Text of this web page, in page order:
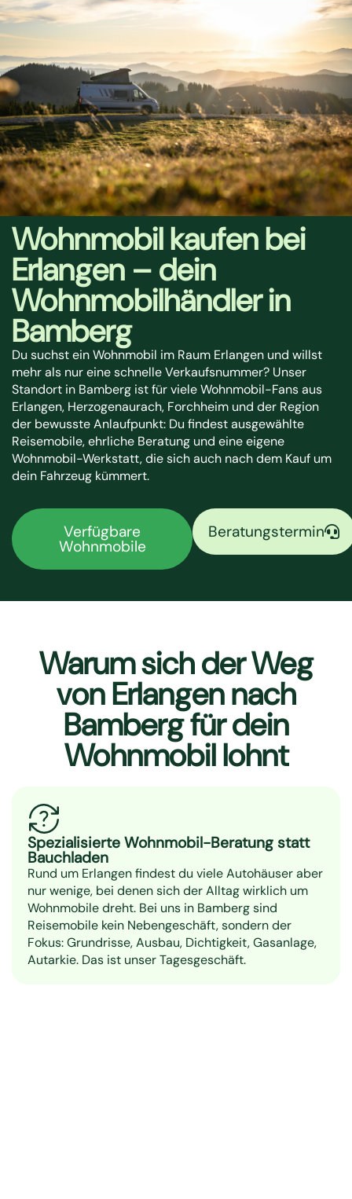
Wohnmobil kaufen bei
Erlangen – dein
Wohnmobilhändler in
Bamberg
Du suchst ein Wohnmobil im Raum Erlangen und willst
mehr als nur eine schnelle Verkaufsnummer? Unser
Standort in Bamberg ist für viele Wohnmobil-Fans aus
Erlangen, Herzogenaurach, Forchheim und der Region
der bewusste Anlaufpunkt: Du findest ausgewählte
Reisemobile, ehrliche Beratung und eine eigene
Wohnmobil-Werkstatt, die sich auch nach dem Kauf um
dein Fahrzeug kümmert.
Verfügbare
Wohnmobile
Beratungstermin
Warum sich der Weg
von Erlangen nach
Bamberg für dein
Wohnmobil lohnt
Spezialisierte Wohnmobil-Beratung statt
Bauchladen
Rund um Erlangen findest du viele Autohäuser aber
nur wenige, bei denen sich der Alltag wirklich um
Wohnmobile dreht. Bei uns in Bamberg sind
Reisemobile kein Nebengeschäft, sondern der
Fokus: Grundrisse, Ausbau, Dichtigkeit, Gasanlage,
Autarkie. Das ist unser Tagesgeschäft.